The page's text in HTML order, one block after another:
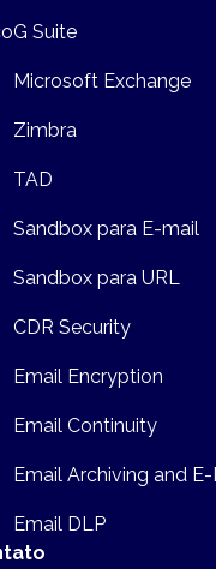
G Suite
Microsoft Exchange
Zimbra
TAD
Sandbox para E-mail
Sandbox para URL
CDR Security
Email Encryption
Email Continuity
Email Archiving and
Email DLP